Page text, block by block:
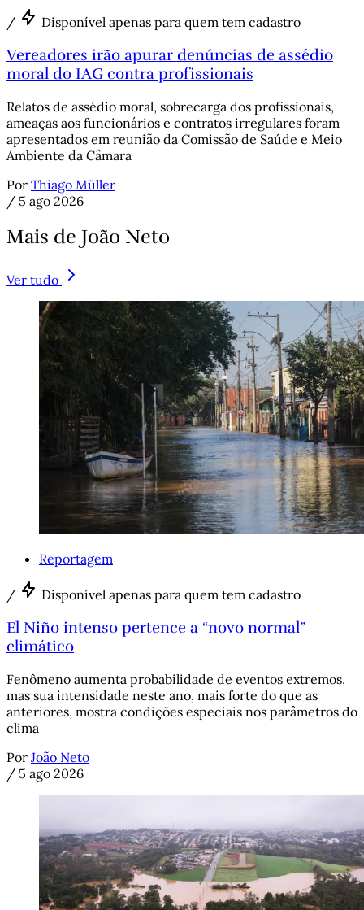
/ Disponível apenas para quem tem cadastro
Vereadores irão apurar denúncias de assédio
moral do IAG contra profissionais
Relatos de assédio moral, sobrecarga dos profissionais,
ameaças aos funcionários e contratos irregulares foram
apresentados em reunião da Comissão de Saúde e Meio
Ambiente da Câmara
Por Thiago Müller
/ 5 ago 2026
Mais de João Neto
Ver tudo
Reportagem
/ Disponível apenas para quem tem cadastro
El Niño intenso pertence a “novo normal”
climático
Fenômeno aumenta probabilidade de eventos extremos,
mas sua intensidade neste ano, mais forte do que as
anteriores, mostra condições especiais nos parâmetros do
clima
Por João Neto
/ 5 ago 2026